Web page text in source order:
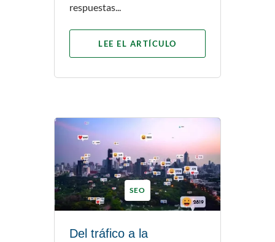
respuestas...
LEE EL ARTÍCULO
SEO
Del tráfico a la